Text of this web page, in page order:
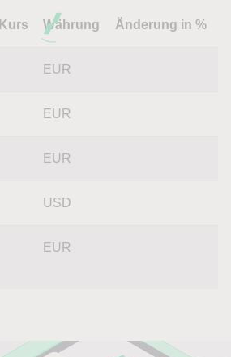
Kurs Währung Änderung in %
EUR
EUR
EUR
USD
EUR